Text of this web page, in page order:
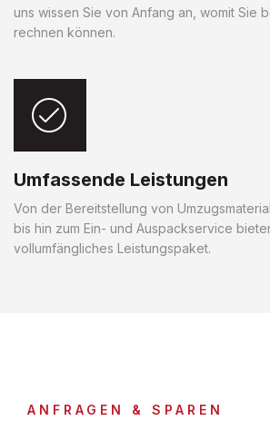
uns wissen Sie von Anfang an, womit Sie
rechnen können.
Umfassende Leistungen
Von der Bereitstellung von
bis hin zum Ein- und Auspackservice
vollumfängliches Leistungspaket.
ANFRAGEN & SPAREN